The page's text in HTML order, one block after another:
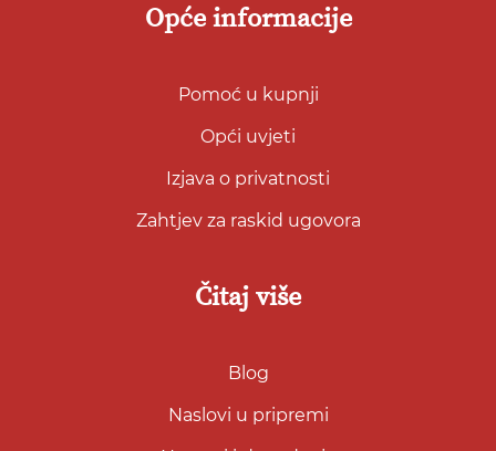
Opće informacije
Pomoć u kupnji
Opći uvjeti
Izjava o privatnosti
Zahtjev za raskid ugovora
Čitaj više
Blog
Naslovi u pripremi